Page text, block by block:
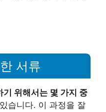
서류
위해서는 몇 가지 중
습니다. 이 과정을 잘